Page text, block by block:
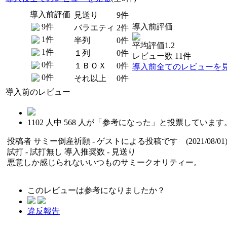
導入前評価
9件
1件
1件
0件
0件
見送り
9件
バラエティ 2件
半列
0件
１列
0件
１ＢＯＸ
0件
それ以上
0件
導入前評価
平均評価1.2
レビュー数 11件
導入前全てのレビューを
導入前のレビュー
1102 人中 568 人が「参考になった」と投票しています
投稿者 サミー倒産祈願 - ゲストによる投稿です (2021/08/01)
試打 - 試打無し 導入推奨数 - 見送り
悪意しか感じられないいつものサミークオリティー。
このレビューは参考になりましたか？
違反報告